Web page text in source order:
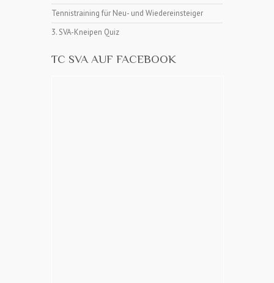
Tennistraining für Neu- und Wiedereinsteiger
3. SVA-Kneipen Quiz
TC SVA AUF FACEBOOK